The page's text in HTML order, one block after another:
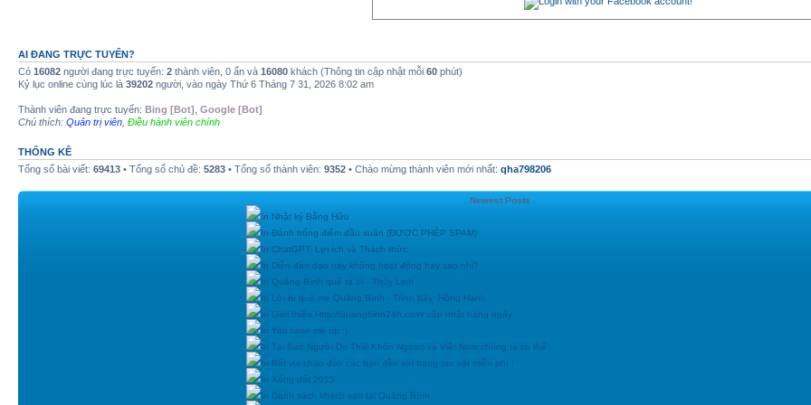
AI ĐANG TRỰC TUYẾN?
Có 16082 người đang trực tuyến: 2 thành viên, 0 ẩn và 16080 khách (Thông tin cập nhật mỗi 60 phút)
Kỷ lục online cùng lúc là 39202 người, vào ngày Thứ 6 Tháng 7 31, 2026 8:02 am
Thành viên đang trực tuyến: Bing [Bot] Google [Bot]
Chú thích: Quản trị viên Điều hành viên chính
THỐNG KÊ
Tổng số bài viết: 69413 • Tổng số chủ đề: 5283 • Tổng số thành viên: 9352 • Chào mừng thành viên mới nhất: qha798206
Newest Posts
In Nhật ký Bằng Hữu
In Đánh trống điểm đầu xuân (ĐƯỢC PHÉP SPAM)
In ChatGPT: Lợi ích và Thách thức
In Diễn đàn dạo này không hoạt động hay sao nhỉ?
In Quảng Bình quê ta ơi - Thùy Linh
In Lời ru quê mẹ Quảng Bình - Trình bày: Hồng Hạnh
In Giới thiệu Http://quangbinh24h.com/ cập nhật hàng ngày
In You raise me up :)
In Tại Sao Người Do Thái Khôn Ngoan và Việt Nam chúng ta có thể
In Rất vui chào đón các bạn đền với trang rao vặt miễn phí !
In Xông đất 2015
In Danh sách khách sạn tại Quảng Bình